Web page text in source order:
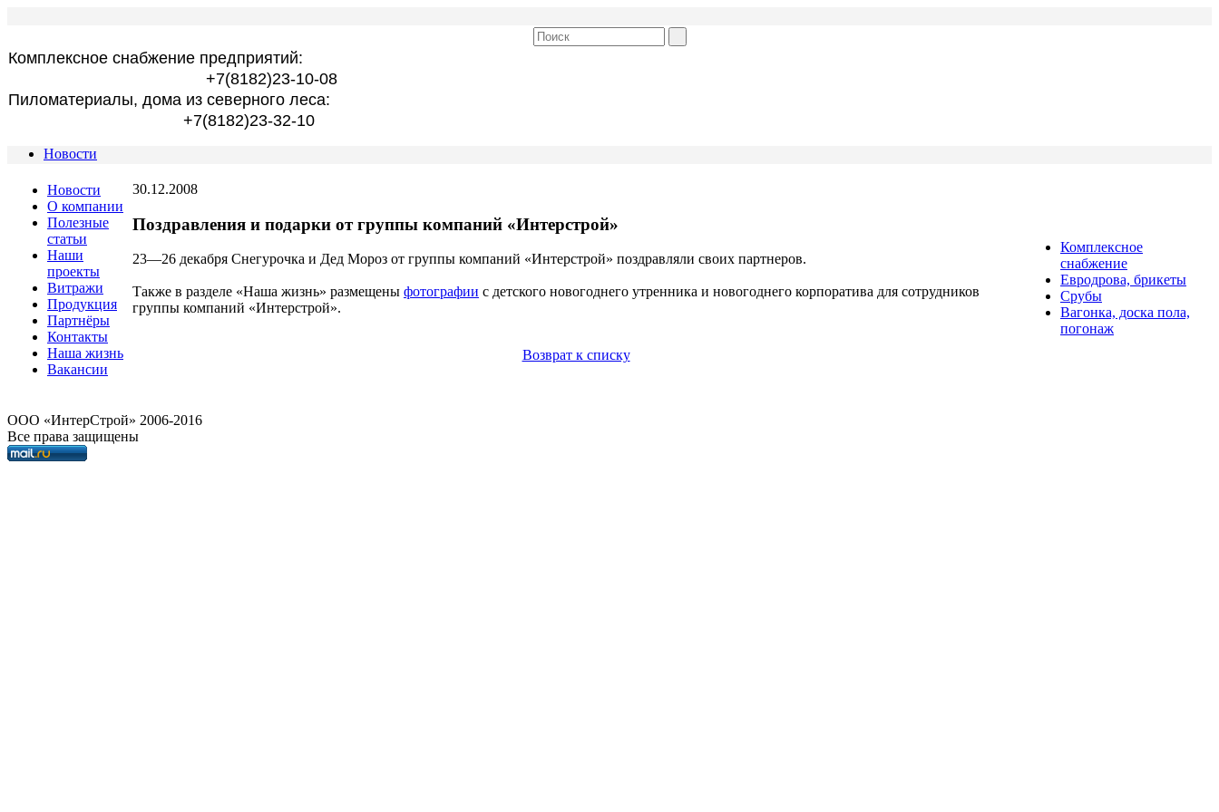
Комплексное снабжение предприятий:
+7(8182)23-10-08
Пиломатериалы, дома из северного леса:
+7(8182)23-32-10
Новости
Новости
О компании
Полезные
статьи
Наши
проекты
Витражи
Продукция
Партнёры
Контакты
Наша жизнь
Вакансии
30.12.2008
Поздравления и подарки от группы компаний «Интерстрой»
23—26 декабря Снегурочка и Дед Мороз от группы компаний «Интерстрой» поздравляли своих партнеров.
Также в разделе «Наша жизнь» размещены фотографии с детского новогоднего утренника и новогоднего корпоратива для сотрудников
группы компаний «Интерстрой».
Возврат к списку
Комплексное
снабжение
Евродрова, брикеты
Срубы
Вагонка, доска пола,
погонаж
OOO «ИнтерСтрой» 2006-2016
Все права защищены